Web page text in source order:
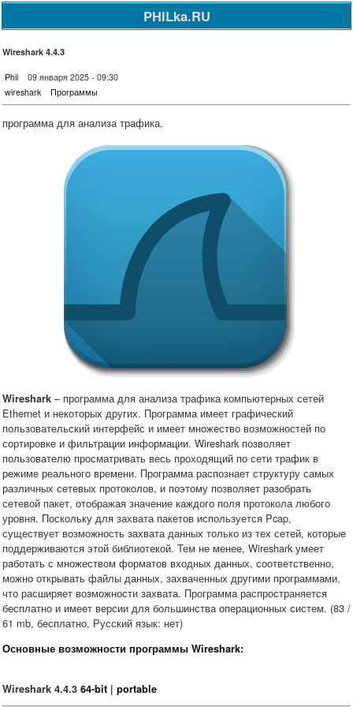
PHILka.RU
Wireshark 4.4.3
Phil
09 января 2025 - 09:30
wireshark
Программы
программа для анализа трафика.
Wireshark – программа для анализа трафика компьютерных сетей
Ethernet и некоторых других. Программа имеет графический
пользовательский интерфейс и имеет множество возможностей по
сортировке и фильтрации информации. Wireshark позволяет
пользователю просматривать весь проходящий по сети трафик в
режиме реального времени. Программа распознает структуру самых
различных сетевых протоколов, и поэтому позволяет разобрать
сетевой пакет, отображая значение каждого поля протокола любого
уровня. Поскольку для захвата пакетов используется Pcap,
существует возможность захвата данных только из тех сетей, которые
поддерживаются этой библиотекой. Тем не менее, Wireshark умеет
работать с множеством форматов входных данных, соответственно,
можно открывать файлы данных, захваченных другими программами,
что расширяет возможности захвата. Программа распространяется
бесплатно и имеет версии для большинства операционных систем. (83 /
61 mb, бесплатно, Русский язык: нет)
Основные возможности программы Wireshark:
Wireshark 4.4.3 64-bit | portable